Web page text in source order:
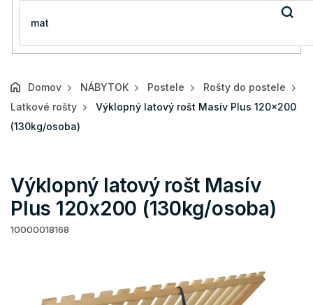
Domov NÁBYTOK Postele
Rošty do postele
Latkové rošty
Výklopný latový rošt Masív Plus 120x200
(130kg/osoba)
Výklopný latový rošt Masív
Plus 120x200 (130kg/osoba)
10000018168